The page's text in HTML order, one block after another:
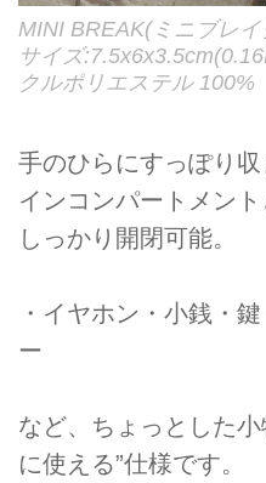
MINI BREAK(ミニブレ
サイズ
クルポリエステル 100%
手のひらにすっぽり
インコンパートメン
しっかり開閉可能。
・イヤホン・小銭・
ー
など、ちょっとした
に使える”仕様です。